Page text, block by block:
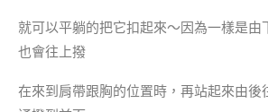
就可以平躺的把它扣起來～因為一樣是由
也會往上撥
在來到肩帶跟胸的位置時，再站起來由後